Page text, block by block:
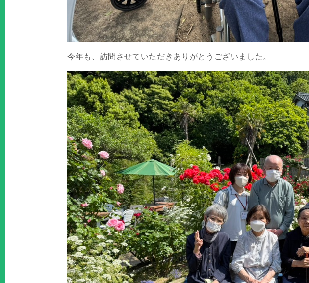
今年も、訪問させていただきありがとうございました。